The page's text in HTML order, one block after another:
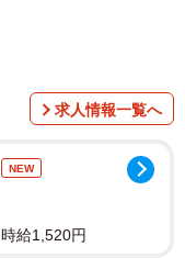
求人情報一覧へ
NEW
給1,520円